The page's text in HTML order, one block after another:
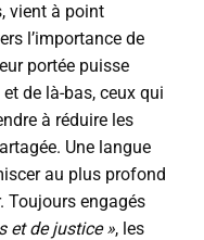
vient à point
l’importance de
portée puisse
de là-bas, ceux qui
à réduire les
Une langue
au plus profond
Toujours engagés
et de justice », les